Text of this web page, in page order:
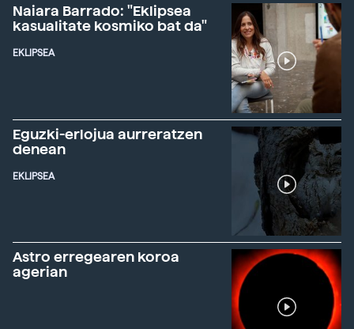
Naiara Barrado: "Eklipsea
kasualitate kosmiko bat da"
EKLIPSEA
Eguzki-erlojua aurreratzen
denean
EKLIPSEA
Astro erregearen koroa
agerian